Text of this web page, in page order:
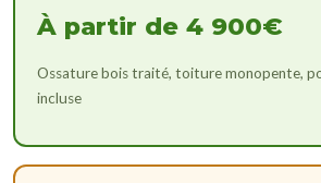
À partir de 4 900€
Ossature bois traité, toiture monopente,
incluse